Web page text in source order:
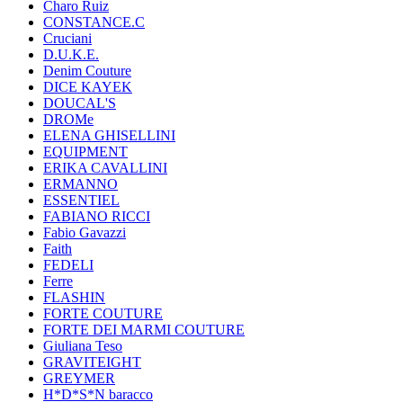
Charo Ruiz
CONSTANCE.C
Cruciani
D.U.K.E.
Denim Couture
DICE KAYEK
DOUCAL'S
DROMe
ELENA GHISELLINI
EQUIPMENT
ERIKA CAVALLINI
ERMANNO
ESSENTIEL
FABIANO RICCI
Fabio Gavazzi
Faith
FEDELI
Ferre
FLASHIN
FORTE COUTURE
FORTE DEI MARMI COUTURE
Giuliana Teso
GRAVITEIGHT
GREYMER
H*D*S*N baracco